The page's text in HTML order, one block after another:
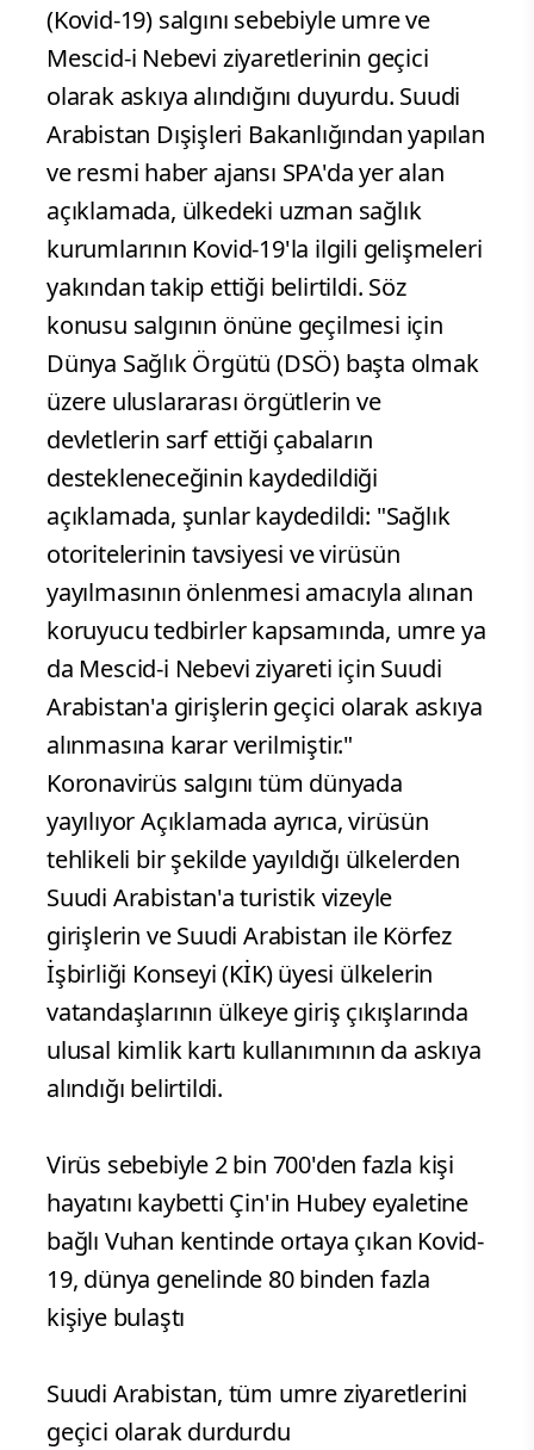
(Kovid-19) salgını sebebiyle umre ve
Mescid-i Nebevi ziyaretlerinin geçici
olarak askıya alındığını duyurdu. Suudi
Arabistan Dışişleri Bakanlığından yapılan
ve resmi haber ajansı SPA'da yer alan
açıklamada, ülkedeki uzman sağlık
kurumlarının Kovid-19'la ilgili gelişmeleri
yakından takip ettiği belirtildi. Söz
konusu salgının önüne geçilmesi için
Dünya Sağlık Örgütü (DSÖ) başta olmak
üzere uluslararası örgütlerin ve
devletlerin sarf ettiği çabaların
destekleneceğinin kaydedildiği
açıklamada, şunlar kaydedildi: "Sağlık
otoritelerinin tavsiyesi ve virüsün
yayılmasının önlenmesi amacıyla alınan
koruyucu tedbirler kapsamında, umre ya
da Mescid-i Nebevi ziyareti için Suudi
Arabistan'a girişlerin geçici olarak askıya
alınmasına karar verilmiştir."
Koronavirüs salgını tüm dünyada
yayılıyor Açıklamada ayrıca, virüsün
tehlikeli bir şekilde yayıldığı ülkelerden
Suudi Arabistan'a turistik vizeyle
girişlerin ve Suudi Arabistan ile Körfez
İşbirliği Konseyi (KİK) üyesi ülkelerin
vatandaşlarının ülkeye giriş çıkışlarında
ulusal kimlik kartı kullanımının da askıya
alındığı belirtildi.
Virüs sebebiyle 2 bin 700'den fazla kişi
hayatını kaybetti Çin'in Hubey eyaletine
bağlı Vuhan kentinde ortaya çıkan Kovid-
19, dünya genelinde 80 binden fazla
kişiye bulaştı
Suudi Arabistan, tüm umre ziyaretlerini
geçici olarak durdurdu